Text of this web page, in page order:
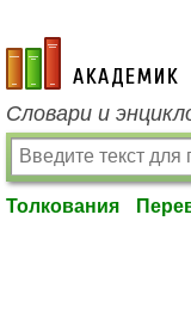
academic.ru
Словари и
Толкования